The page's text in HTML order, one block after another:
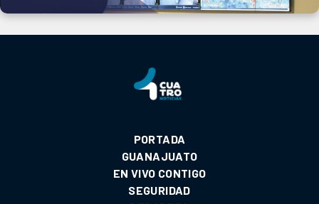
PORTADA
GUANAJUATO
EN VIVO CONTIGO
SEGURIDAD